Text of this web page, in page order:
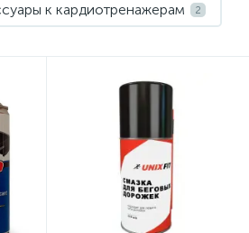
к кардиотренажерам 2